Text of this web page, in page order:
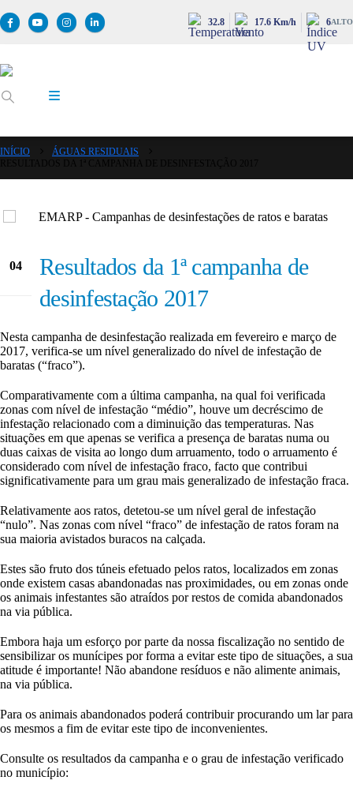
32.8 17.6 Km/h 6ALTO
INÍCIO
ÁGUAS RESIDUAIS
04
Resultados da 1ª campanha de
desinfestação 2017
Nesta campanha de desinfestação realizada em fevereiro e março de
2017, verifica-se um nível generalizado do nível de infestação de
baratas (“fraco”).
Comparativamente com a última campanha, na qual foi verificada
zonas com nível de infestação “médio”, houve um decréscimo de
infestação relacionado com a diminuição das temperaturas. Nas
situações em que apenas se verifica a presença de baratas numa ou
duas caixas de visita ao longo dum arruamento, todo o arruamento é
considerado com nível de infestação fraco, facto que contribui
significativamente para um grau mais generalizado de infestação fraca.
Relativamente aos ratos, detetou-se um nível geral de infestação
“nulo”. Nas zonas com nível “fraco” de infestação de ratos foram na
sua maioria avistados buracos na calçada.
Estes são fruto dos túneis efetuado pelos ratos, localizados em zonas
onde existem casas abandonadas nas proximidades, ou em zonas onde
os animais infestantes são atraídos por restos de comida abandonados
na via pública.
Embora haja um esforço por parte da nossa fiscalização no sentido de
sensibilizar os munícipes por forma a evitar este tipo de situações, a sua
atitude é importante! Não abandone resíduos e não alimente animais,
na via pública.
Para os animais abandonados poderá contribuir procurando um lar para
os mesmos a fim de evitar este tipo de inconvenientes.
Consulte os resultados da campanha e o grau de infestação verificado
no município: